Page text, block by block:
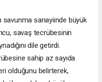
savunma sanayiinde büyük
savaş tecrübesinin
dile getirdi.
sahip az sayıda
olduğunu belirterek,